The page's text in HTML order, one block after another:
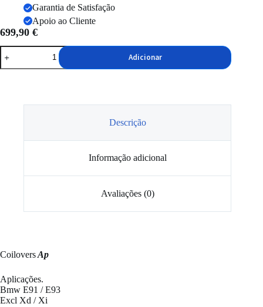
Garantia de Satisfação
Apoio ao Cliente
699,90 €
Quantidade
de
Coilovers
Adicionar
Descrição
Informação adicional
Avaliações (0)
CoiloversAp
Aplicações.
Bmw E91 / E93
Excl Xd / Xi